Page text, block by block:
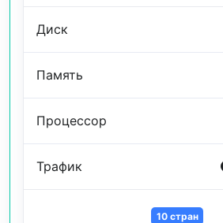
Диск
Память
Процессор
Трафик
10 стран